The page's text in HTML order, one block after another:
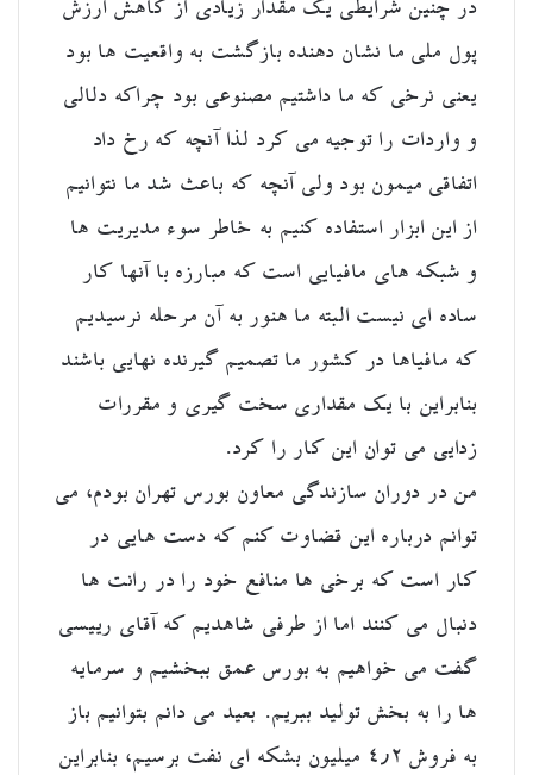
در چنین شرایطی یک مقدار زیادی از کاهش ارزش
پول ملی ما نشان دهنده بازگشت به واقعیت ها بود
یعنی نرخی که ما داشتیم مصنوعی بود چراکه دلالی
و واردات را توجیه می کرد لذا آنچه که رخ داد
اتفاقی میمون بود ولی آنچه که باعث شد ما نتوانیم
از این ابزار استفاده کنیم به خاطر سوء مدیریت ها
و شبکه های مافیایی است که مبارزه با آنها کار
ساده ای نیست البته ما هنور به آن مرحله نرسیدیم
که مافیاها در کشور ما تصمیم گیرنده نهایی باشند
بنابراین با یک مقداری سخت گیری و مقررات
زدایی می توان این کار را کرد.
من در دوران سازندگی معاون بورس تهران بودم، می
توانم درباره این قضاوت کنم که دست هایی در
کار است که برخی ها منافع خود را در رانت ها
دنبال می کنند اما از طرفی شاهدیم که آقای رییسی
گفت می خواهیم به بورس عمق ببخشیم و سرمایه
ها را به بخش تولید ببریم. بعید می دانم بتوانیم باز
به فروش ۴٫۲ میلیون بشکه ای نفت برسیم، بنابراین